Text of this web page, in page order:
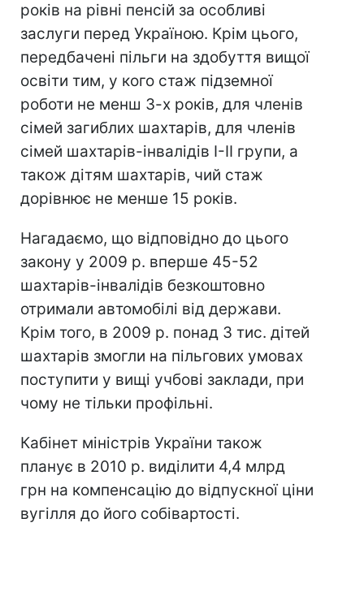
років на рівні пенсій за особливі
заслуги перед Україною. Крім цього,
передбачені пільги на здобуття вищої
освіти тим, у кого стаж підземної
роботи не менш 3-х років, для членів
сімей загиблих шахтарів, для членів
сімей шахтарів-інвалідів І-ІІ групи, а
також дітям шахтарів, чий стаж
дорівнює не менше 15 років.
Нагадаємо, що відповідно до цього
закону у 2009 р. вперше 45-52
шахтарів-інвалідів безкоштовно
отримали автомобілі від держави.
Крім того, в 2009 р. понад 3 тис. дітей
шахтарів змогли на пільгових умовах
поступити у вищі учбові заклади, при
чому не тільки профільні.
Кабінет міністрів України також
планує в 2010 р. виділити 4,4 млрд
грн на компенсацію до відпускної ціни
вугілля до його собівартості.